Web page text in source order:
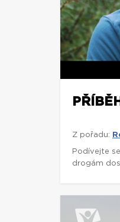
Z pořadu:
Podívejte
drogám